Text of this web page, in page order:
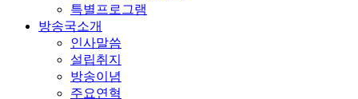
특별프로그램
방송국소개
인사말씀
설립취지
방송이념
주요연혁